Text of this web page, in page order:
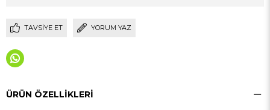
TAVSIYE ET YORUM YAZ
ÜRÜN ÖZELLIKLERI